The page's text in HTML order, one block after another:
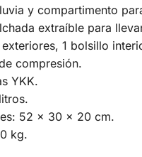
y compartimento
extraíble para
1 bolsillo
compresión.
YKK.
52 x 30 x 20 cm.
kg.